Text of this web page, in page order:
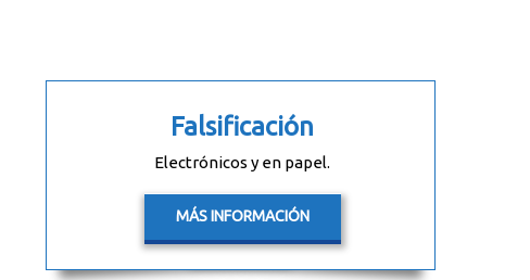
Falsificación
Electrónicos y en papel.
MÁS INFORMACIÓN